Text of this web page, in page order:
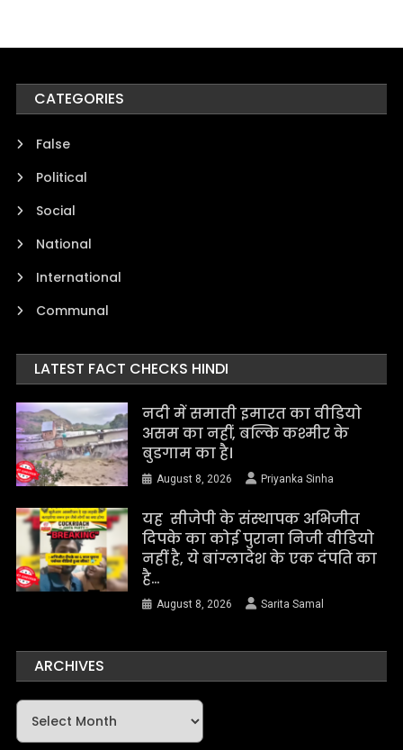
CATEGORIES
False
Political
Social
National
International
Communal
LATEST FACT CHECKS HINDI
नदी में समाती इमारत का वीडियो
असम का नहीं, बल्कि कश्मीर के
बुडगाम का है।
August 8, 2026 Priyanka Sinha
यह सीजेपी के संस्थापक अभिजीत
दिपके का कोई पुराना निजी वीडियो
नहीं है, ये बांग्लादेश के एक दंपति का
है…
August 8, 2026 Sarita Samal
ARCHIVES
Archives